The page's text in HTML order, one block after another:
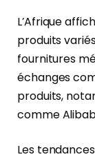
L’Afrique
produits
fournitures
échanges
produits,
comme
Les